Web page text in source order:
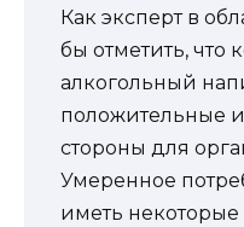
Как эксперт в
бы отметить, что
алкогольный
положительные
стороны для
Умеренное
иметь